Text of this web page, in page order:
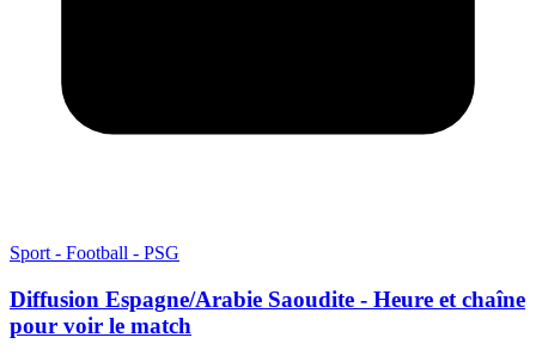
Sport - Football - PSG
Diffusion Espagne/Arabie Saoudite - Heure et chaîne
pour voir le match